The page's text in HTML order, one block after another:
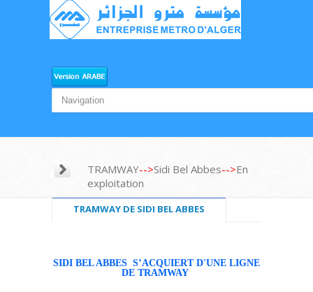
TRAMWAY-->Sidi Bel Abbes-->En
exploitation
TRAMWAY DE SIDI BEL ABBES
SIDI BEL ABBES S’ACQUIERT D'UNE LIGNE
DE TRAMWAY